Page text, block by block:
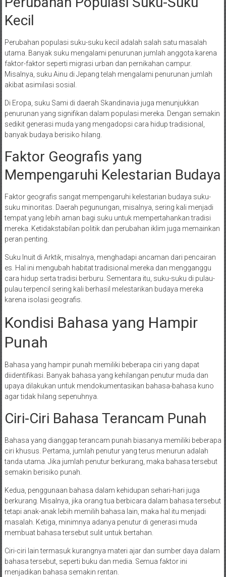
Kecil
Perubahan populasi suku-suku kecil adalah salah satu masalah
utama. Banyak suku mengalami penurunan jumlah anggota karena
faktor-faktor seperti migrasi urban dan pernikahan campur.
Misalnya, suku Ainu di Jepang telah mengalami penurunan jumlah
akibat asimilasi sosial.
Di Eropa, suku Sami di daerah Skandinavia juga menunjukkan
penurunan yang signifikan dalam populasi mereka. Dengan semakin
sedikit generasi muda yang mengadopsi cara hidup tradisional,
banyak budaya berisiko hilang.
Faktor Geografis yang
Mempengaruhi Kelestarian Budaya
Faktor geografis sangat mempengaruhi kelestarian budaya suku-
suku minoritas. Daerah pegunungan, misalnya, sering kali menjadi
tempat yang lebih aman bagi suku untuk mempertahankan tradisi
mereka. Ketidakstabilan politik dan perubahan iklim juga memainkan
peran penting.
Suku Inuit di Arktik, misalnya, menghadapi ancaman dari pencairan
es. Hal ini mengubah habitat tradisional mereka dan mengganggu
cara hidup serta tradisi berburu. Sementara itu, suku-suku di pulau-
pulau terpencil sering kali berhasil melestarikan budaya mereka
karena isolasi geografis.
Kondisi Bahasa yang Hampir
Punah
Bahasa yang hampir punah memiliki beberapa ciri yang dapat
diidentifikasi. Banyak bahasa yang kehilangan penutur muda dan
upaya dilakukan untuk mendokumentasikan bahasa-bahasa kuno
agar tidak hilang sepenuhnya.
Ciri-Ciri Bahasa Terancam Punah
Bahasa yang dianggap terancam punah biasanya memiliki beberapa
ciri khusus. Pertama, jumlah penutur yang terus menurun adalah
tanda utama. Jika jumlah penutur berkurang, maka bahasa tersebut
semakin berisiko punah.
Kedua, penggunaan bahasa dalam kehidupan sehari-hari juga
berkurang. Misalnya, jika orang tua berbicara dalam bahasa tersebut
tetapi anak-anak lebih memilih bahasa lain, maka hal itu menjadi
masalah. Ketiga, minimnya adanya penutur di generasi muda
membuat bahasa tersebut sulit untuk bertahan.
Ciri-ciri lain termasuk kurangnya materi ajar dan sumber daya dalam
bahasa tersebut, seperti buku dan media. Semua faktor ini
menjadikan bahasa semakin rentan.